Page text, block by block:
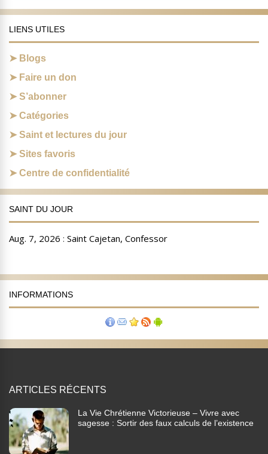
LIENS UTILES
Blogs
Faire un don
S’abonner
Catégories
Saint et lectures du jour
Sites favoris
Centre de confidentialité
SAINT DU JOUR
INFORMATIONS
ARTICLES RÉCENTS
La Vie Chrétienne Victorieuse – Vivre avec
sagesse : Sortir des faux calculs de l’existence